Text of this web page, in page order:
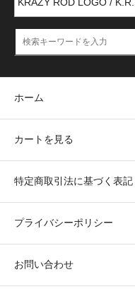
ホーム
カートを見る
特定商取引法に基づく表記
プライバシーポリシー
お問い合わせ